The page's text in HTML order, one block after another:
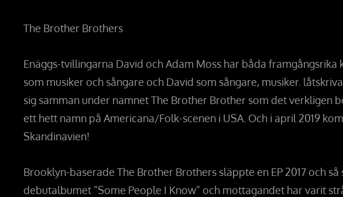
The Brother Brothers
Enäggs-tvillingarna David och Adam Moss har båda
som musiker och sångare och David som sångare, musiker.
sig samman under namnet The Brother Brother som det verkligen
ett hett namn på Americana/Folk-scenen i USA. Och i april 2019
Skandinavien!
Brooklyn-baserade The Brother Brothers släppte en EP 2017 och
debutalbumet ”Some People I Know” och mottagandet har varit